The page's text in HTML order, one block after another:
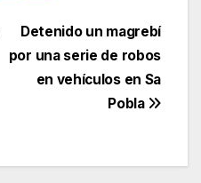
e
gr
m
p
ar
Detenido un magrebí
por una serie de robos
en vehículos en Sa
Pobla